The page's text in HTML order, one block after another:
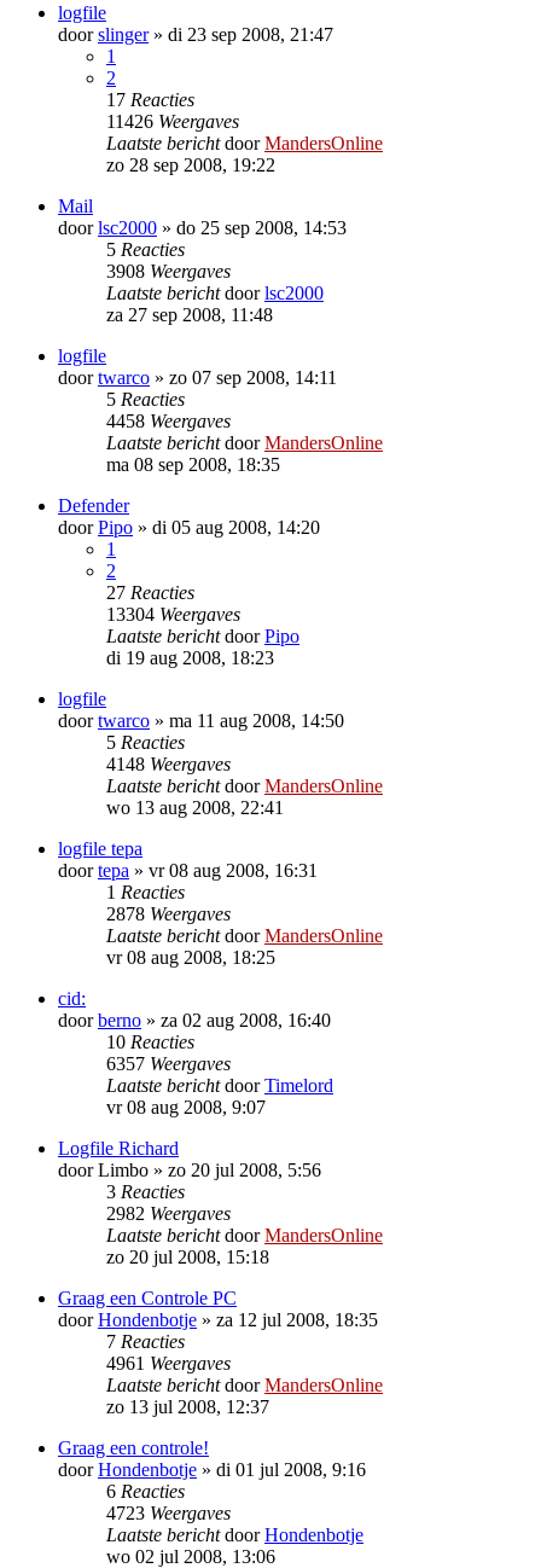
logfile
doorslinger» di 23 sep 2008, 21:47
1
2
17 Reacties
11426 Weergaves
Laatste berichtdoorMandersOnline
zo 28 sep 2008, 19:22
Mail
doorlsc2000 » do 25 sep 2008, 14:53
5 Reacties
3908 Weergaves
Laatste berichtdoorlsc2000
za 27 sep 2008, 11:48
logfile
doortwarco » zo 07 sep 2008, 14:11
5 Reacties
4458 Weergaves
Laatste berichtdoorMandersOnline
ma 08 sep 2008, 18:35
Defender
doorPipo » di 05 aug 2008, 14:20
1
2
27 Reacties
13304 Weergaves
Laatste berichtdoorPipo
di 19 aug 2008, 18:23
logfile
doortwarco » ma 11 aug 2008, 14:50
5 Reacties
4148 Weergaves
Laatste berichtdoorMandersOnline
wo 13 aug 2008, 22:41
logfile tepa
doortepa » vr 08 aug 2008, 16:31
1 Reacties
2878 Weergaves
Laatste berichtdoorMandersOnline
vr 08 aug 2008, 18:25
cid:
doorberno » za 02 aug 2008, 16:40
10 Reacties
6357 Weergaves
Laatste berichtdoorTimelord
vr 08 aug 2008, 9:07
Logfile Richard
doorLimbo » zo 20 jul 2008, 5:56
3 Reacties
2982 Weergaves
Laatste berichtdoorMandersOnline
zo 20 jul 2008, 15:18
Graag een Controle PC
doorHondenbotje » za 12 jul 2008, 18:35
7 Reacties
4961 Weergaves
Laatste berichtdoorMandersOnline
zo 13 jul 2008, 12:37
Graag een controle!
doorHondenbotje » di 01 jul 2008, 9:16
6 Reacties
4723 Weergaves
Laatste berichtdoorHondenbotje
wo 02 jul 2008, 13:06